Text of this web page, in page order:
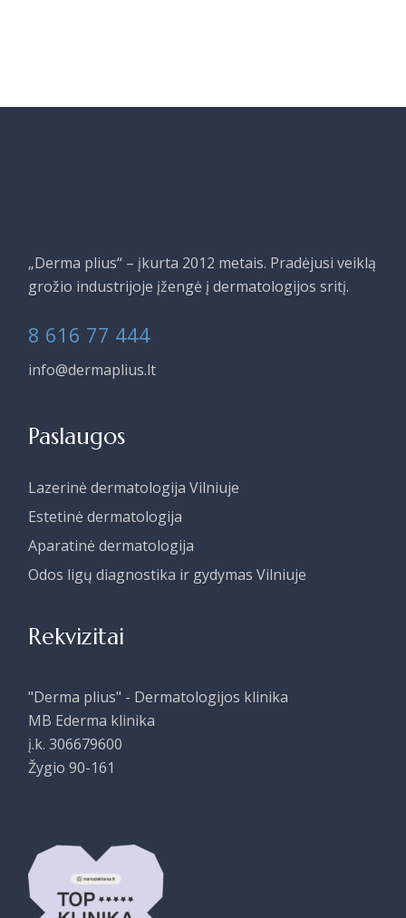
„Derma plius“ – įkurta 2012 metais. Pradėjusi veiklą
grožio industrijoje įžengė į dermatologijos sritį.
8 616 77 444
info@dermaplius.lt
Paslaugos
Lazerinė dermatologija Vilniuje
Estetinė dermatologija
Aparatinė dermatologija
Odos ligų diagnostika ir gydymas Vilniuje
Rekvizitai
"Derma plius" - Dermatologijos klinika
MB Ederma klinika
į.k. 306679600
Žygio 90-161